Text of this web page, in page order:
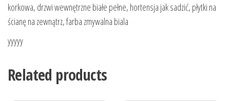
korkowa, drzwi wewnętrzne białe pełne, hortensja jak sadzić, płytki na
ścianę na zewnątrz, farba zmywalna biala
yyyyy
Related products